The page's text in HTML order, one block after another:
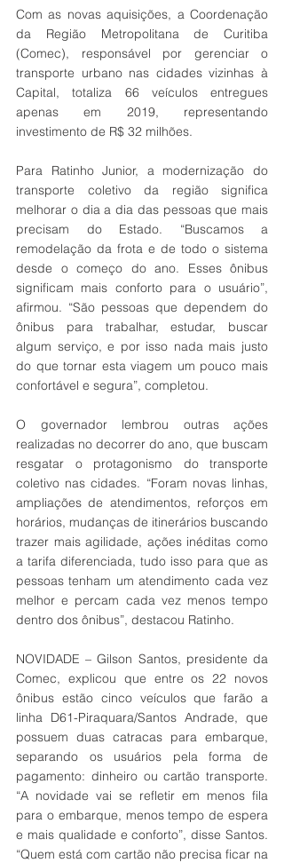
Com as novas aquisições, a Coordenação
da Região Metropolitana de Curitiba
(Comec), responsável por gerenciar o
transporte urbano nas cidades vizinhas à
Capital, totaliza 66 veículos entregues
apenas em 2019, representando
investimento de R$ 32 milhões.
Para Ratinho Junior, a modernização do
transporte coletivo da região significa
melhorar o dia a dia das pessoas que mais
precisam do Estado. “Buscamos a
remodelação da frota e de todo o sistema
desde o começo do ano. Esses ônibus
significam mais conforto para o usuário”,
afirmou. “São pessoas que dependem do
ônibus para trabalhar, estudar, buscar
algum serviço, e por isso nada mais justo
do que tornar esta viagem um pouco mais
confortável e segura”, completou.
O governador lembrou outras ações
realizadas no decorrer do ano, que buscam
resgatar o protagonismo do transporte
coletivo nas cidades. “Foram novas linhas,
ampliações de atendimentos, reforços em
horários, mudanças de itinerários buscando
trazer mais agilidade, ações inéditas como
a tarifa diferenciada, tudo isso para que as
pessoas tenham um atendimento cada vez
melhor e percam cada vez menos tempo
dentro dos ônibus”, destacou Ratinho.
NOVIDADE – Gilson Santos, presidente da
Comec, explicou que entre os 22 novos
ônibus estão cinco veículos que farão a
linha D61-Piraquara/Santos Andrade, que
possuem duas catracas para embarque,
separando os usuários pela forma de
pagamento: dinheiro ou cartão transporte.
“A novidade vai se refletir em menos fila
para o embarque, menos tempo de espera
e mais qualidade e conforto”, disse Santos.
“Quem está com cartão não precisa ficar na